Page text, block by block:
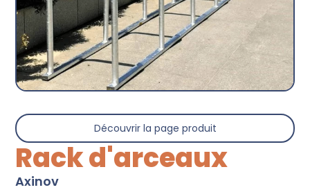
Découvrir la page produit
Rack d'arceaux
Axinov